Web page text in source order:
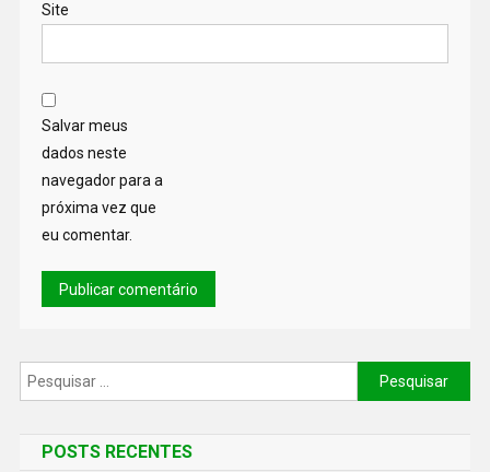
Site
Salvar meus
dados neste
navegador para a
próxima vez que
eu comentar.
POSTS RECENTES